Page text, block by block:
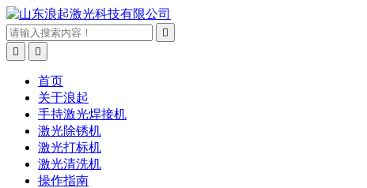



首页
关于浪起
手持激光焊接机
激光除锈机
激光打标机
激光清洗机
操作指南